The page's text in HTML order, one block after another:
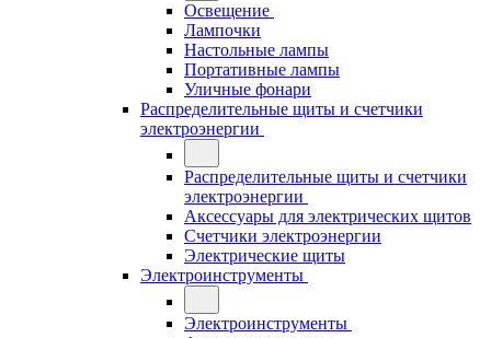
Освещение
Лампочки
Настольные лампы
Портативные лампы
Уличные фонари
Распределительные щиты и счетчики
электроэнергии
Распределительные щиты и счетчики
электроэнергии
Аксессуары для электрических щитов
Счетчики электроэнергии
Электрические щиты
Электроинструменты
Электроинструменты